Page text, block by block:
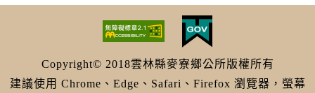
Copyright© 2018雲林縣麥寮鄉公所版權所有
建議使用 Chrome、Edge、Safari、Firefox 瀏覽器，螢幕